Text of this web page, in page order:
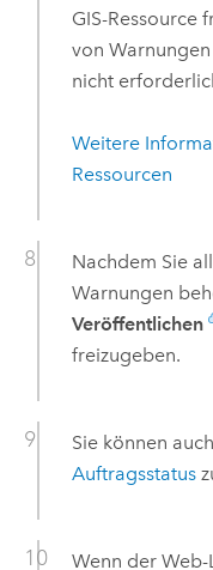
GIS-Ressource
von Warnungen
nicht
Weitere
Ressourcen
Nachdem Sie
Warnungen
Veröffentlichen
freizugeben.
Sie können
Auftragsstatus
Wenn der